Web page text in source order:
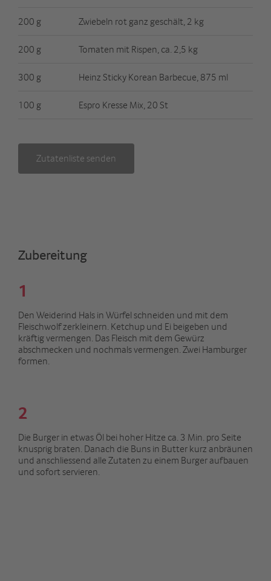
200 g Zwiebeln rot ganz geschält, 2 kg
200 g Tomaten mit Rispen, ca. 2,5 kg
300 g Heinz Sticky Korean Barbecue, 875 ml
100 g Espro Kresse Mix, 20 St
Zutatenliste senden
Zubereitung
1
Den Weiderind Hals in Würfel schneiden und mit dem
Fleischwolf zerkleinern. Ketchup und Ei beigeben und
kräftig vermengen. Das Fleisch mit dem Gewürz
abschmecken und nochmals vermengen. Zwei Hamburger
formen.
2
Die Burger in etwas Öl bei hoher Hitze ca. 3 Min. pro Seite
knusprig braten. Danach die Buns in Butter kurz anbräunen
und anschliessend alle Zutaten zu einem Burger aufbauen
und sofort servieren.